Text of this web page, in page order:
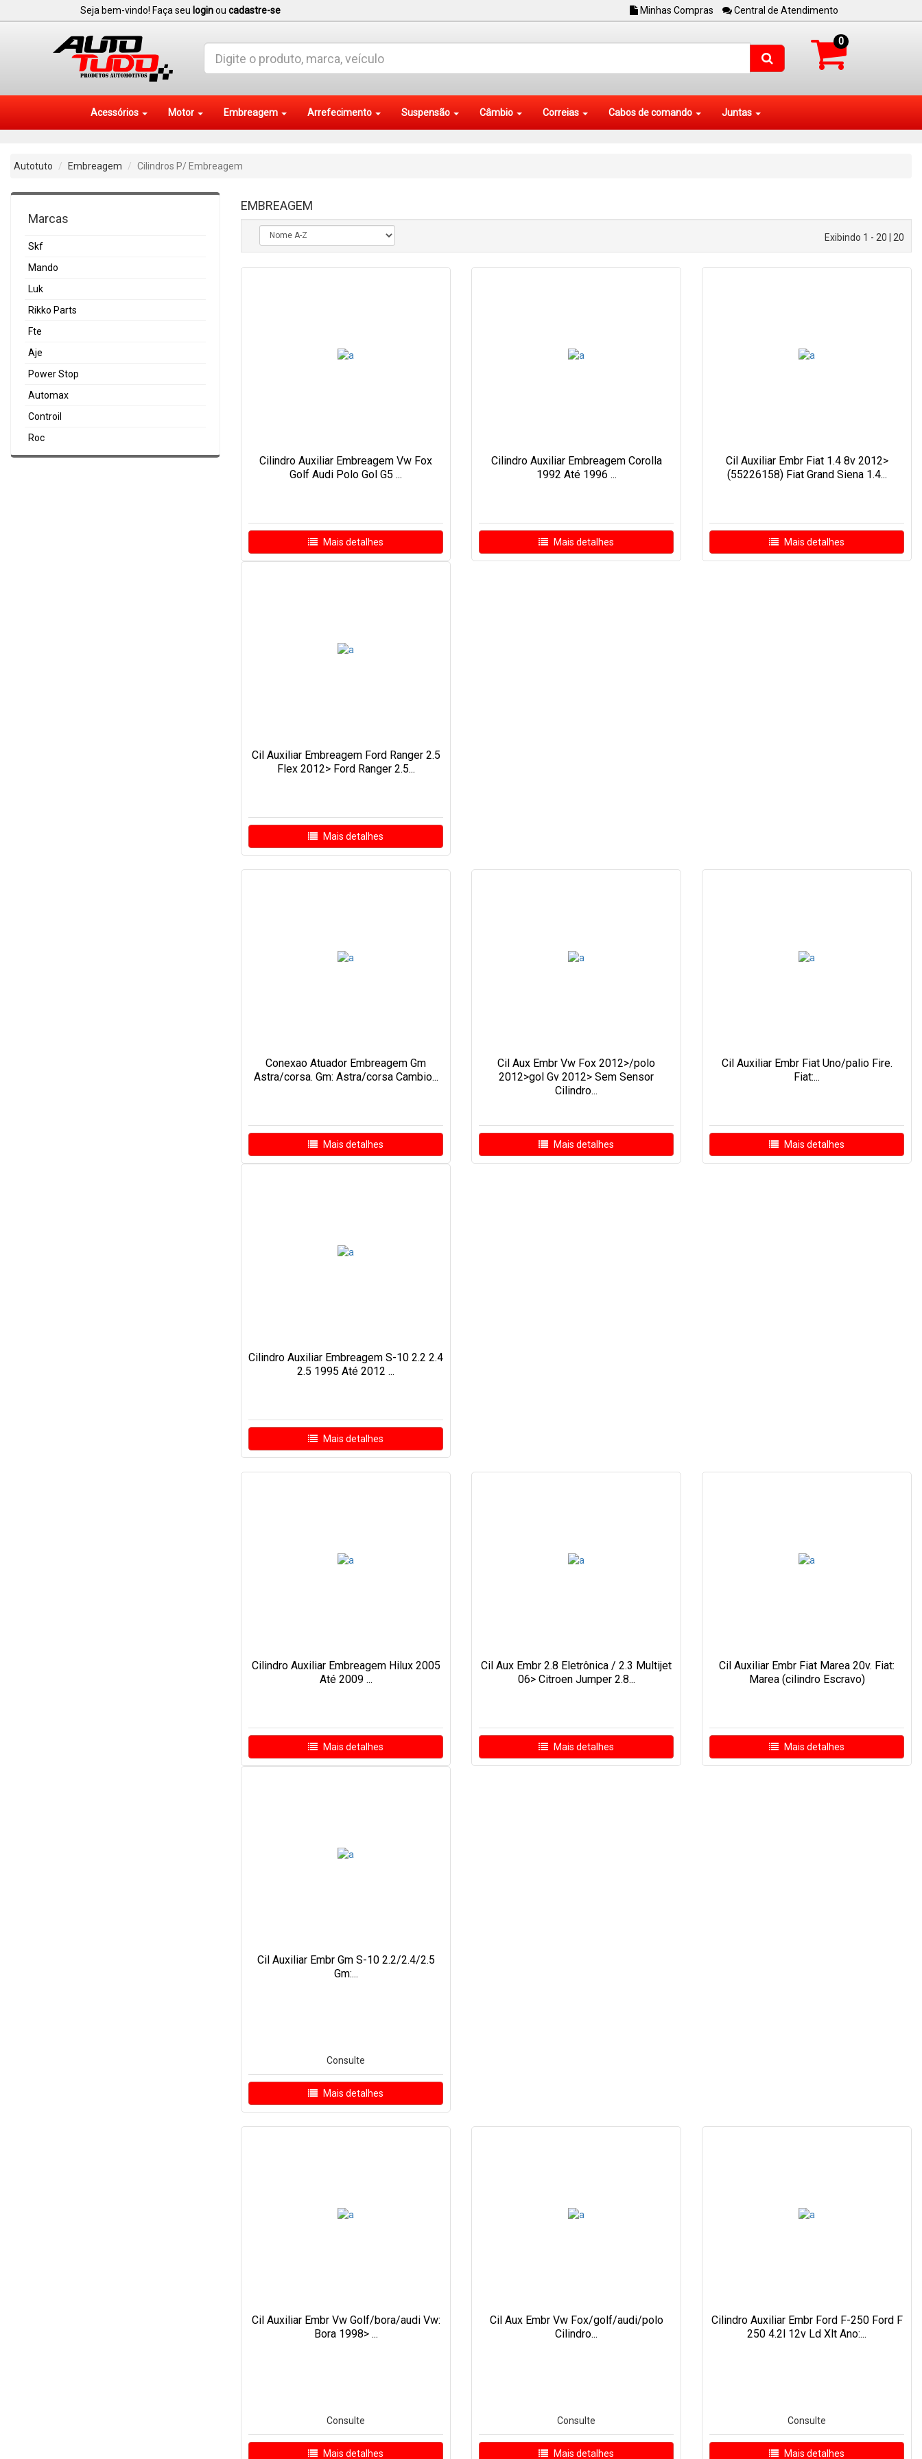
Seja bem-vindo! Faça seu loginou cadastre-se Minhas Compras Central de Atendimento
0
Acessórios Motor Embreagem Arrefecimento Suspensão Câmbio Correias Cabos de comando Juntas
Autotuto Embreagem Cilindros P/ Embreagem
Marcas
Skf
Mando
Luk
Rikko Parts
Fte
Aje
Power Stop
Automax
Controil
Roc
EMBREAGEM
Exibindo 1 - 20 | 20
Cilindro Auxiliar Embreagem Vw Fox
Golf Audi Polo Gol G5 ...
Mais detalhes
Cilindro Auxiliar Embreagem Corolla
1992 Até 1996 ...
Mais detalhes
Cil Auxiliar Embr Fiat 1.4 8v 2012>
(55226158) Fiat Grand Siena 1.4...
Mais detalhes
Cil Auxiliar Embreagem Ford Ranger 2.5
Flex 2012> Ford Ranger 2.5...
Mais detalhes
Conexao Atuador Embreagem Gm
Astra/corsa. Gm: Astra/corsa Cambio...
Mais detalhes
Cil Aux Embr Vw Fox 2012>/polo
2012>gol Gv 2012> Sem Sensor
Cilindro...
Mais detalhes
Cil Auxiliar Embr Fiat Uno/palio Fire.
Fiat:...
Mais detalhes
Cilindro Auxiliar Embreagem S-10 2.2 2.4
2.5 1995 Até 2012 ...
Mais detalhes
Cilindro Auxiliar Embreagem Hilux 2005
Até 2009 ...
Mais detalhes
Cil Aux Embr 2.8 Eletrônica / 2.3 Multijet
06> Citroen Jumper 2.8...
Mais detalhes
Cil Auxiliar Embr Fiat Marea 20v. Fiat:
Marea (cilindro Escravo)
Mais detalhes
Cil Auxiliar Embr Gm S-10 2.2/2.4/2.5
Gm:...
Consulte
Mais detalhes
Cil Auxiliar Embr Vw Golf/bora/audi Vw:
Bora 1998> ...
Consulte
Mais detalhes
Cil Aux Embr Vw Fox/golf/audi/polo
Cilindro...
Consulte
Mais detalhes
Cilindro Auxiliar Embr Ford F-250 Ford F
250 4.2l 12v Ld Xlt Ano:...
Consulte
Mais detalhes